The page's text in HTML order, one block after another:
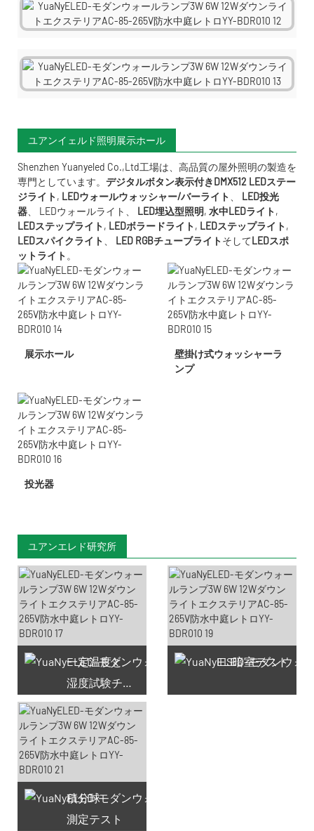
ユアンイェルド照明展示ホール
Shenzhen Yuanyeled Co.,Ltd工場は、高品質の屋外照明の製造を
専門としています。 デジタルボタン表示付きDMX512 LEDステー
ジライト, LEDウォールウォッシャー/バーライト
LED投光
器
LEDウォールライト LED埋込型照明, 水中LEDライト,
LEDステップライト, LEDボラードライト, LEDステップライト,
LEDスパイクライト
LED RGBチューブライトそしてLEDスポ
ットライト 。
展示ホール
壁掛け式ウォッシャーラ
ンプ
投光器
ユアンエレド研究所
一定温度と
湿度試験チャンバー
IES暗室テスト
積分球
測定テスト